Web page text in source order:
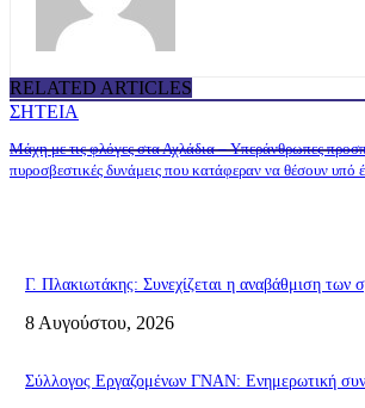
RELATED ARTICLES
ΣΗΤΕΙΑ
Μάχη με τις φλόγες στα Αχλάδια – Υπεράνθρωπες
πυροσβεστικές δυνάμεις που κατάφεραν να θέσουν υπό
Γ. Πλακιωτάκης: Συνεχίζεται η αναβάθμιση των
8 Αυγούστου, 2026
Σύλλογος Εργαζομένων ΓΝΑΝ: Ενημερωτική